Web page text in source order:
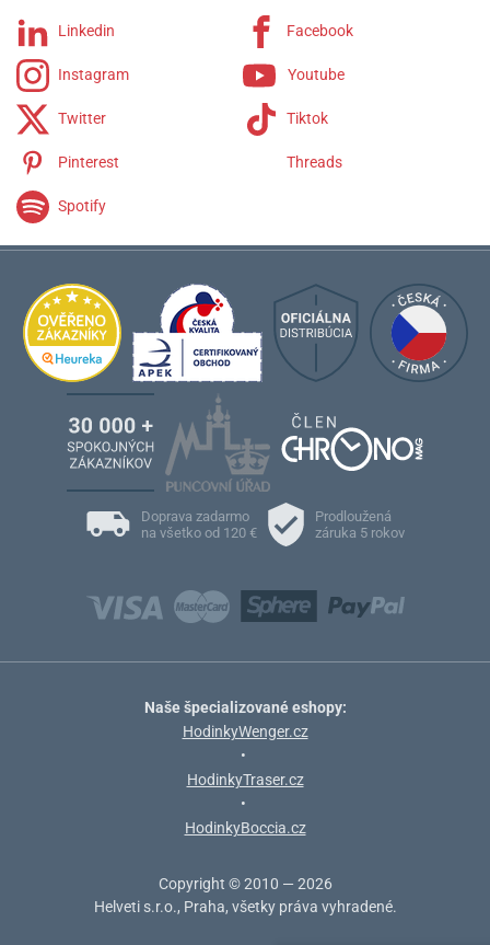
Linkedin Facebook
Instagram Youtube
Twitter Tiktok
Pinterest Threads
Spotify
Doprava zadarmo
na všetko od 120 €
Prodloužená
záruka 5 rokov
Naše špecializované eshopy:
HodinkyWenger.cz
•
HodinkyTraser.cz
•
HodinkyBoccia.cz
Copyright © 2010 — 2026
Helveti s.r.o., Praha, všetky práva vyhradené.